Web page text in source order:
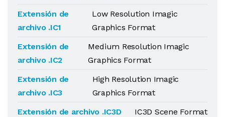
Extensión de
archivo .IC1
Low Resolution Imagic
Graphics Format
Extensión de
archivo .IC2
Medium Resolution Imagic
Graphics Format
Extensión de
archivo .IC3
High Resolution Imagic
Graphics Format
Extensión de archivo .IC3D
IC3D Scene Format